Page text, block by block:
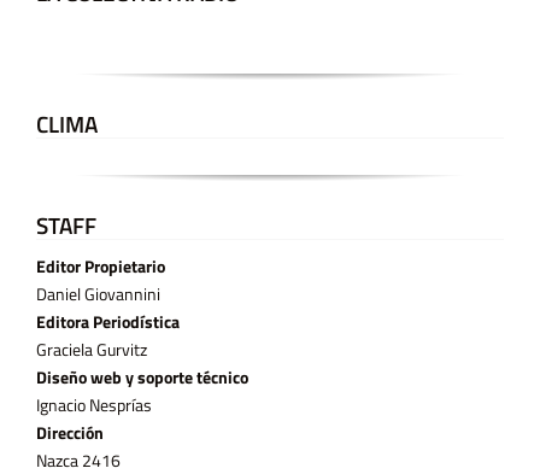
CLIMA
STAFF
Editor Propietario
Daniel Giovannini
Editora Periodística
Graciela Gurvitz
Diseño web y soporte técnico
Ignacio Nesprías
Dirección
Nazca 2416